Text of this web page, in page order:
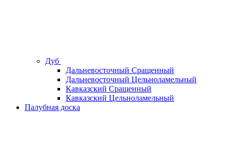
Дуб
Дальневосточный Сращенный
Дальневосточный Цельноламельный
Кавказский Сращенный
Кавказский Цельноламельный
Палубная доска